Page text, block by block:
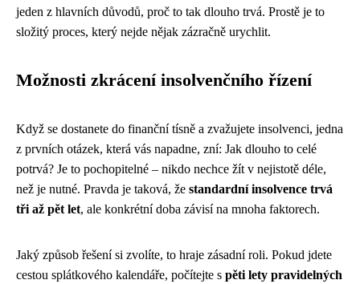
jeden z hlavních důvodů, proč to tak dlouho trvá. Prostě je to
složitý proces, který nejde nějak zázračně urychlit.
Možnosti zkrácení insolvenčního řízení
Když se dostanete do finanční tísně a zvažujete insolvenci, jedna
z prvních otázek, která vás napadne, zní: Jak dlouho to celé
potrvá? Je to pochopitelné – nikdo nechce žít v nejistotě déle,
než je nutné. Pravda je taková, že standardní insolvence trvá
tři až pět let, ale konkrétní doba závisí na mnoha faktorech.
Jaký způsob řešení si zvolíte, to hraje zásadní roli. Pokud jdete
cestou splátkového kalendáře, počítejte s pěti lety pravidelných